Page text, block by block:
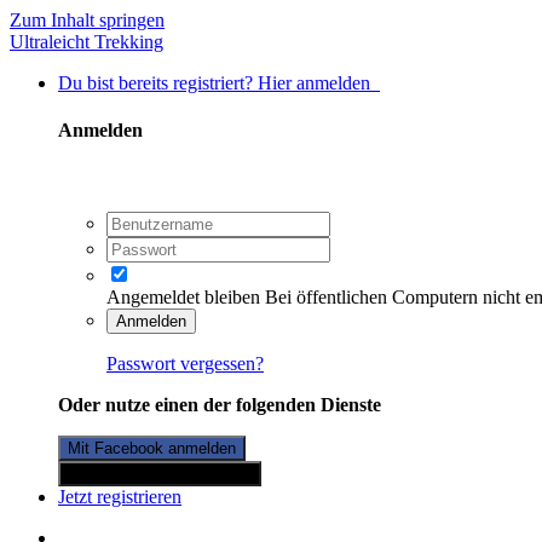
Zum Inhalt springen
Ultraleicht Trekking
Du bist bereits registriert? Hier anmelden
Anmelden
Angemeldet bleiben Bei öffentlichen Computern nicht
Anmelden
Passwort vergessen?
Oder nutze einen der folgenden Dienste
Mit Facebook anmelden
Jetzt registrieren